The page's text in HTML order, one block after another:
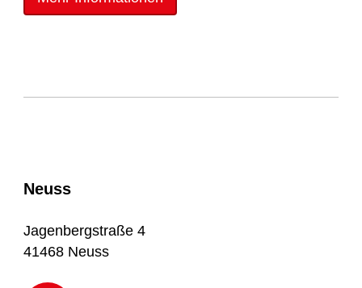
Neuss
Jagenbergstraße 4
41468 Neuss